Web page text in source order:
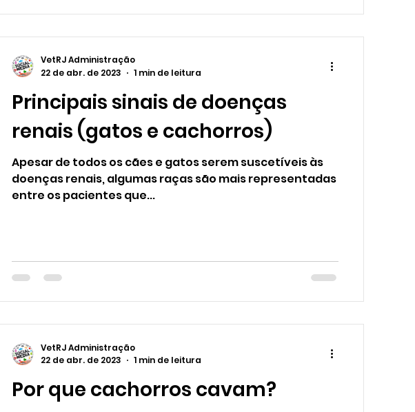
Principais sinais de doenças
renais (gatos e cachorros)
Apesar de todos os cães e gatos serem suscetíveis às
doenças renais, algumas raças são mais representadas
entre os pacientes que...
VetRJ Administração
22 de abr. de 2023
1 min de leitura
Por que cachorros cavam?
VetRJ Administração
22 de abr. de 2023
1 min de leitura